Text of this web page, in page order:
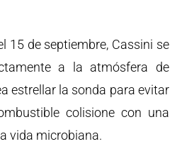
15 de septiembre, Cassini se
a la atmósfera de
estrellar la sonda para evitar
colisione con una
vida microbiana.